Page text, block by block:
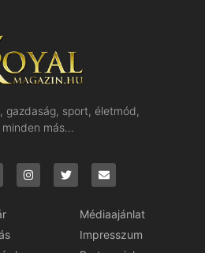
gazdaság, sport, életmód,
minden más…
Médiaajánlat
Impresszum